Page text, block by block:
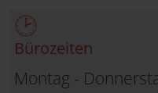
Bürozeiten
Montag -